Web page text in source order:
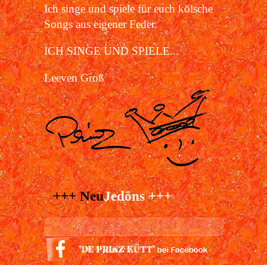
Ich singe und spiele für euch kölsche
Songs aus eigener Feder.
ICH SINGE UND SPIELE...
Leeven Groß
+++ NeuJedöns +++